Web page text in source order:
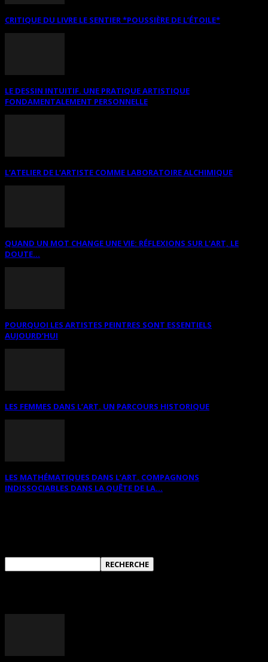
CRITIQUE DU LIVRE LE SENTIER *POUSSIÈRE DE L’ÉTOILE*
LE DESSIN INTUITIF. UNE PRATIQUE ARTISTIQUE
FONDAMENTALEMENT PERSONNELLE
L’ATELIER DE L’ARTISTE COMME LABORATOIRE ALCHIMIQUE
QUAND UN MOT CHANGE UNE VIE: RÉFLEXIONS SUR L’ART, LE
DOUTE...
POURQUOI LES ARTISTES PEINTRES SONT ESSENTIELS
AUJOURD’HUI
LES FEMMES DANS L’ART. UN PARCOURS HISTORIQUE
LES MATHÉMATIQUES DANS L’ART. COMPAGNONS
INDISSOCIABLES DANS LA QUÊTE DE LA...